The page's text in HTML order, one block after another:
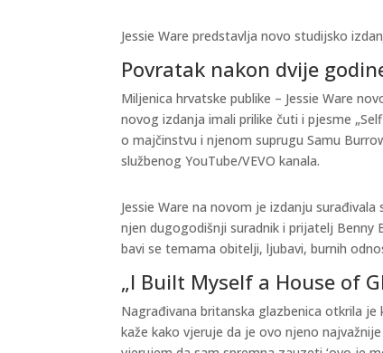
Jessie Ware predstavlja novo studijsko
Povratak nakon dvije
Miljenica hrvatske publike – Jessie Ware
novog izdanja imali prilike čuti i pjesme
o majčinstvu i njenom suprugu Samu
službenog YouTube/VEVO kanala.
Jessie Ware na novom je izdanju
njen dugogodišnji suradnik i prijatelj Benny
bavi se temama obitelji, ljubavi, burnih
„I Built Myself a House of
Nagrađivana britanska glazbenica otkrila je
kaže kako vjeruje da je ovo njeno